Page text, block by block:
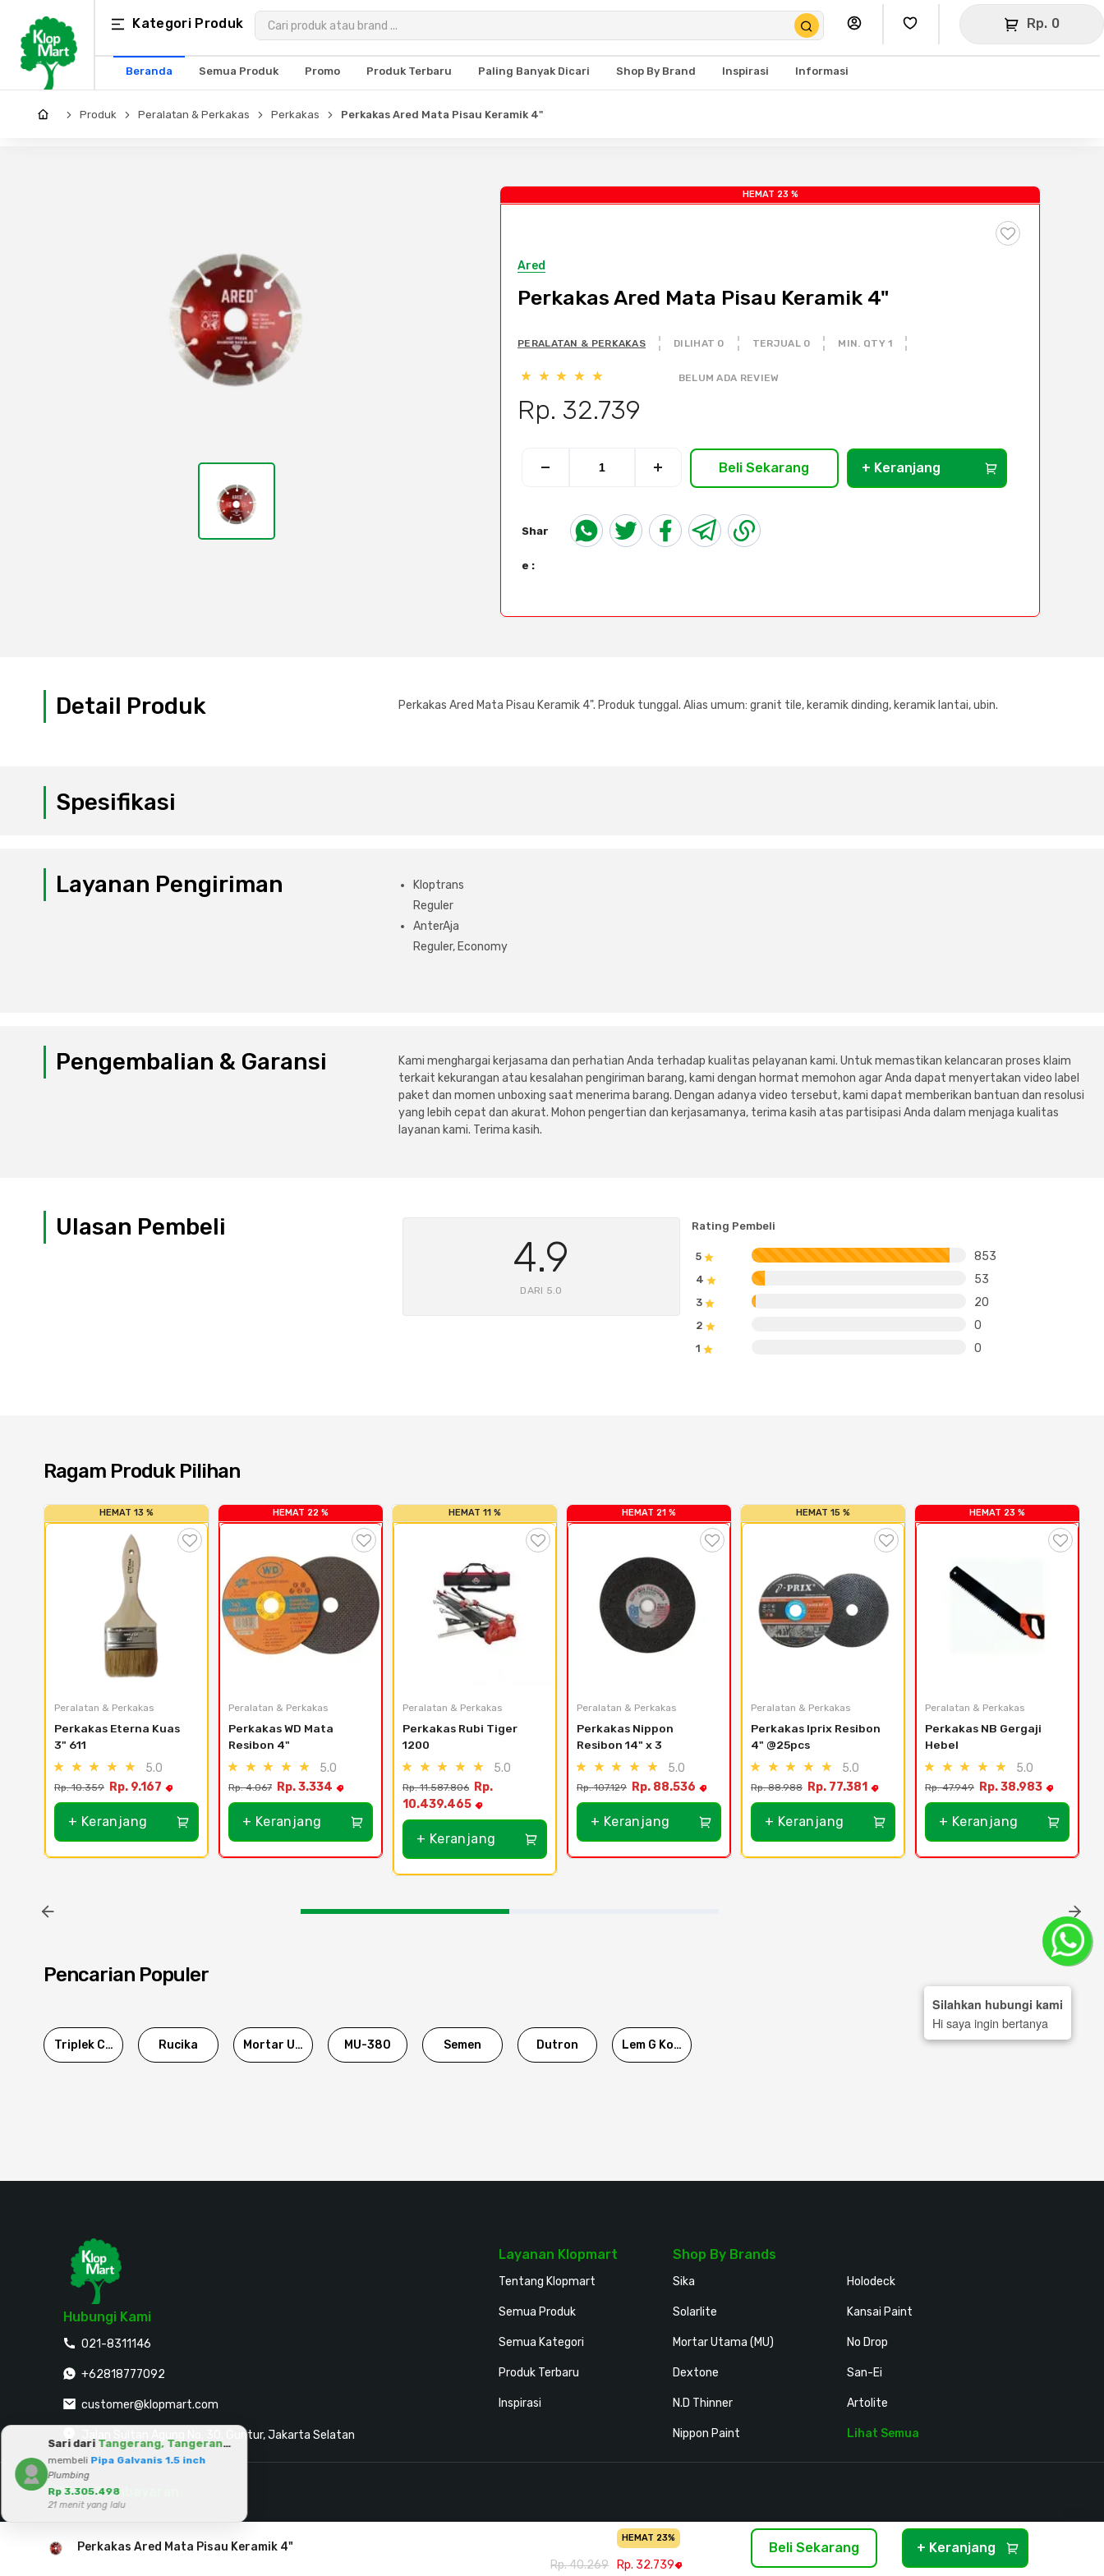
Kategori Produk Rp. 0
Beranda Semua Produk Promo Produk Terbaru Paling Banyak Dicari Shop By Brand Inspirasi Informasi
Kategori
Produk
Arsitektur
Produk Peralatan & Perkakas Perkakas Perkakas Ared Mata Pisau Keramik 4"
HEMAT 23 %
Ared
Perkakas Ared Mata Pisau Keramik 4"
PERALATAN & PERKAKAS DILIHAT 0 TERJUAL 0 MIN. QTY 1
BELUM ADA REVIEW
Rp. 32.739
Beli Sekarang + Keranjang
Shar
e :
Detail Produk Perkakas Ared Mata Pisau Keramik 4". Produk tunggal. Alias umum: granit tile, keramik dinding, keramik lantai, ubin.
Spesifikasi
Layanan Pengiriman
Kloptrans
Reguler
AnterAja
Reguler, Economy
Pengembalian & Garansi
Kami menghargai kerjasama dan perhatian Anda terhadap kualitas pelayanan kami. Untuk memastikan kelancaran proses klaim
terkait kekurangan atau kesalahan pengiriman barang, kami dengan hormat memohon agar Anda dapat menyertakan video label
paket dan momen unboxing saat menerima barang. Dengan adanya video tersebut, kami dapat memberikan bantuan dan resolusi
yang lebih cepat dan akurat. Mohon pengertian dan kerjasamanya, terima kasih atas partisipasi Anda dalam menjaga kualitas
layanan kami. Terima kasih.
Ulasan Pembeli
4.9
DARI 5.0
Rating Pembeli
5 853
4 53
3 20
2 0
1 0
Perkakas Ared Mata Pisau Keramik 4"
HEMAT 23%
Rp. 40.269 Rp. 32.739
Beli Sekarang + Keranjang
Ragam Produk Pilihan
HEMAT 13 %
Peralatan & Perkakas
Perkakas Eterna Kuas
3" 611
5.0
Rp. 10.359 Rp. 9.167
+ Keranjang
HEMAT 22 %
Peralatan & Perkakas
Perkakas WD Mata
Resibon 4"
5.0
Rp. 4.067 Rp. 3.334
+ Keranjang
HEMAT 11 %
Peralatan & Perkakas
Perkakas Rubi Tiger
1200
5.0
Rp. 11.587.806
Rp.
10.439.465
+ Keranjang
HEMAT 21 %
Peralatan & Perkakas
Perkakas Nippon
Resibon 14" x 3
5.0
Rp. 107.129 Rp. 88.536
+ Keranjang
HEMAT 15 %
Peralatan & Perkakas
Perkakas Iprix Resibon
4" @25pcs
5.0
Rp. 88.988 Rp. 77.381
+ Keranjang
HEMAT 23 %
Peralatan & Perkakas
Perkakas NB Gergaji
Hebel
5.0
Rp. 47.949 Rp. 38.983
+ Keranjang
Pencarian Populer
Triplek Cor Rucika Mortar Utama MU-380 Semen Dutron Lem G Korea
Hubungi Kami
021-8311146
+62818777092
customer@klopmart.com
Jalan Sultan Agung No. 30, Guntur, Jakarta Selatan
Layanan Klopmart
Tentang Klopmart
Semua Produk
Semua Kategori
Produk Terbaru
Inspirasi
Shop By Brands
Sika
Solarlite
Mortar Utama (MU)
Dextone
N.D Thinner
Nippon Paint
Holodeck
Kansai Paint
No Drop
San-Ei
Artolite
Lihat Semua
Mitra Pembayaran
Sari dariTangerang, Tangerang Selatan
membeliPipa Galvanis 1.5 inch
Plumbing
Rp 3.305.498
21 menit yang lalu
Silahkan hubungi kami
Hi saya ingin bertanya